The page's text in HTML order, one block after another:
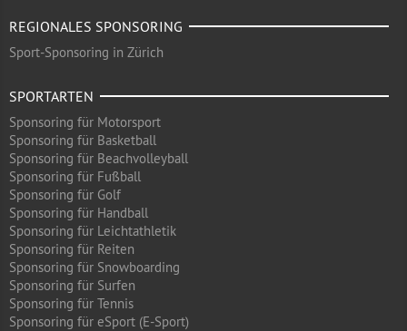
REGIONALES SPONSORING
Sport-Sponsoring in Zürich
SPORTARTEN
Sponsoring für Motorsport
Sponsoring für Basketball
Sponsoring für Beachvolleyball
Sponsoring für Fußball
Sponsoring für Golf
Sponsoring für Handball
Sponsoring für Leichtathletik
Sponsoring für Reiten
Sponsoring für Snowboarding
Sponsoring für Surfen
Sponsoring für Tennis
Sponsoring für eSport (E-Sport)